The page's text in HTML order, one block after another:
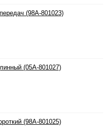
(98A-801023)
(05A-801027)
(98A-801025)